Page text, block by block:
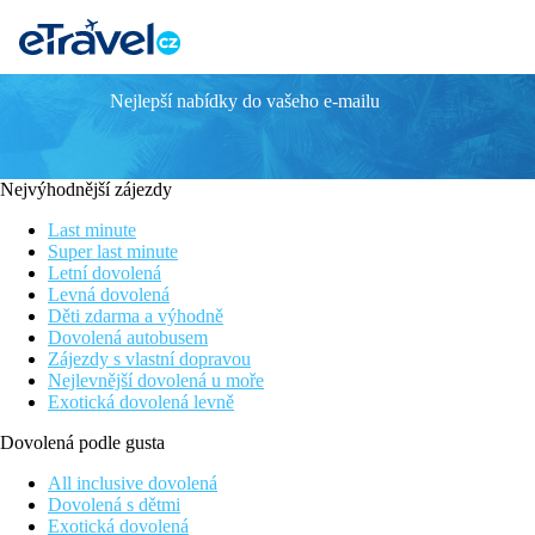
AURORA
• přibližně 5 km od centra Warny
• přibližně 500 m od centra
• přibližně 500 m od pláže
• doba jízdy z letiště přibližně 30 min.
Pláž
• přibližně 500 m od pláže
• veřejná
• písečná
• schody vedoucí na pláž
Nejlepší nabídky do vašeho e-mailu
Nejvýhodnější zájezdy
Last minute
Super last minute
Letní dovolená
Levná dovolená
Děti zdarma a výhodně
Dovolená autobusem
Zájezdy s vlastní dopravou
Nejlevnější dovolená u moře
Exotická dovolená levně
Dovolená podle gusta
All inclusive dovolená
Dovolená s dětmi
Exotická dovolená